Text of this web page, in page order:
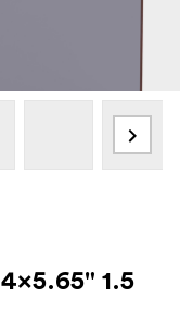
1.5